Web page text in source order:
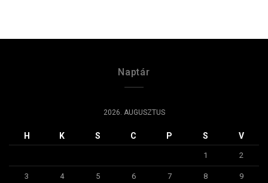
Naptár
2026. AUGUSZTUS
H K S C P S V
1 2
3 4 5 6 7 8 9